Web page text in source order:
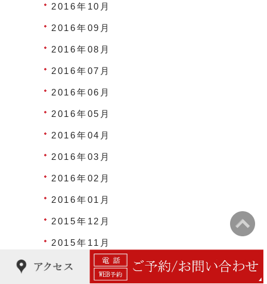
2016年10月
2016年09月
2016年08月
2016年07月
2016年06月
2016年05月
2016年04月
2016年03月
2016年02月
2016年01月
2015年12月
2015年11月
2015年10月